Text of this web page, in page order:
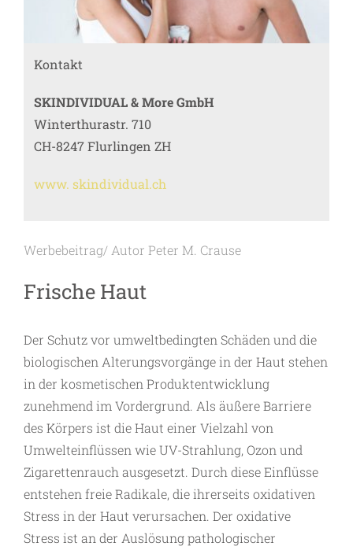
Kontakt
SKINDIVIDUAL & More GmbH
Winterthurastr. 710
CH-8247 Flurlingen ZH
www. skindividual.ch
Werbebeitrag/ Autor Peter M. Crause
Frische Haut
Der Schutz vor umweltbedingten Schäden und die
biologischen Alterungsvorgänge in der Haut stehen
in der kosmetischen Produktentwicklung
zunehmend im Vordergrund. Als äußere Barriere
des Körpers ist die Haut einer Vielzahl von
Umwelteinflüssen wie UV-Strahlung, Ozon und
Zigarettenrauch ausgesetzt. Durch diese Einflüsse
entstehen freie Radikale, die ihrerseits oxidativen
Stress in der Haut verursachen. Der oxidative
Stress ist an der Auslösung pathologischer